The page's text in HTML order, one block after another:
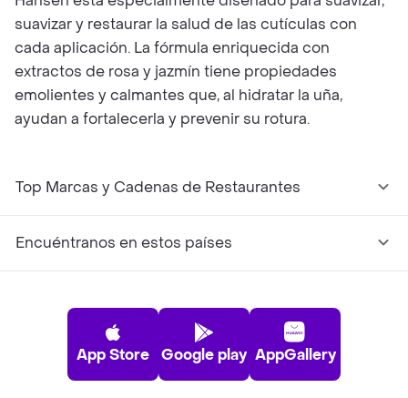
suavizar y restaurar la salud de las cutículas con
cada aplicación. La fórmula enriquecida con
extractos de rosa y jazmín tiene propiedades
emolientes y calmantes que, al hidratar la uña,
ayudan a fortalecerla y prevenir su rotura.
Top Marcas y Cadenas de Restaurantes
Encuéntranos en estos países
App Store Google play AppGallery